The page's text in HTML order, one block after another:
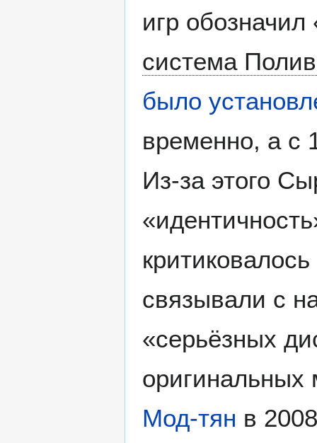
игр обозначил
система
было
временно, а с
Из-за этого
связывали с
«серьёзных
оригинальных
Мод-тян в